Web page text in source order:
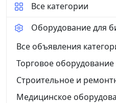
Все категории
Оборудование для
Все объявления
Торговое оборудование
Строительное и
Медицинское